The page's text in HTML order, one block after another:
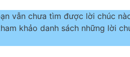
vẫn chưa tìm được lời chúc
khảo danh sách những lời